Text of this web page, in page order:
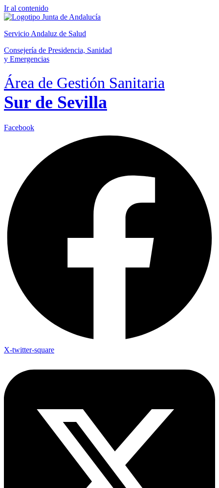
Ir al contenido
Servicio Andaluz de Salud
Consejería de Presidencia, Sanidad
y Emergencias
Área de Gestión Sanitaria
Sur de Sevilla
Facebook
X-twitter-square